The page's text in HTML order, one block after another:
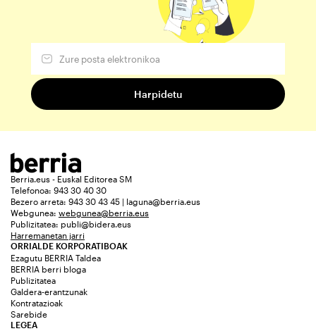
Berria.eus - Euskal Editorea SM
Telefonoa: 943 30 40 30
Bezero arreta: 943 30 43 45 | laguna@berria.eus
Webgunea: webgunea@berria.eus
Publizitatea: publi@bidera.eus
Harremanetan jarri
ORRIALDE KORPORATIBOAK
Ezagutu BERRIA Taldea
BERRIA berri bloga
Publizitatea
Galdera-erantzunak
Kontratazioak
Sarebide
LEGEA